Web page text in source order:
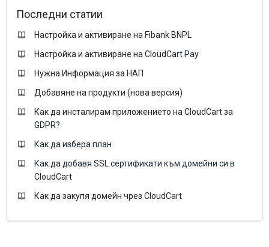
Последни статии
Настройка и активиране на Fibank BNPL
Настройка и активиране на CloudCart Pay
Нужна Информация за НАП
Добавяне на продукти (нова версия)
Как да инсталирам приложението на CloudCart за
GDPR?
Как да избера план
Как да добавя SSL сертификати към домейни си в
CloudCart
Как да закупя домейн чрез CloudCart